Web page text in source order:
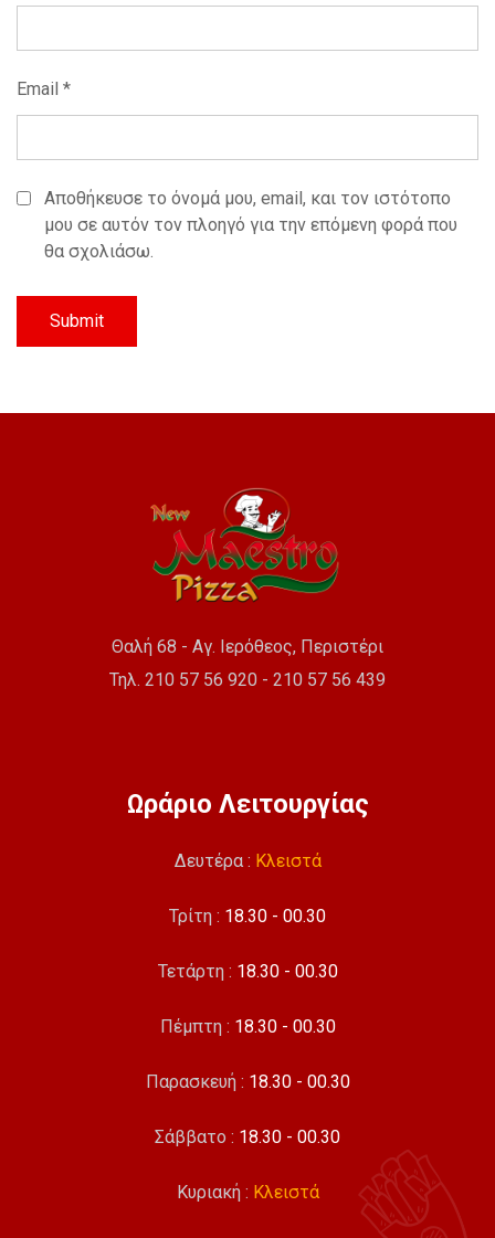
Email *
Αποθήκευσε το όνομά μου, email, και τον ιστότοπο
μου σε αυτόν τον πλοηγό για την επόμενη φορά που
θα σχολιάσω.
Θαλή 68 - Αγ. Ιερόθεος, Περιστέρι
Τηλ. 210 57 56 920 - 210 57 56 439
Ωράριο Λειτουργίας
Δευτέρα : Κλειστά
Τρίτη : 18.30 - 00.30
Τετάρτη : 18.30 - 00.30
Πέμπτη : 18.30 - 00.30
Παρασκευή : 18.30 - 00.30
Σάββατο : 18.30 - 00.30
Κυριακή : Κλειστά